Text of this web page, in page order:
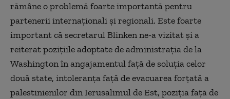
rămâne o problemă foarte importantă pentru
partenerii internaționali și regionali. Este foarte
important că secretarul Blinken ne-a vizitat şi a
reiterat pozițiile adoptate de administrația de la
Washington în angajamentul față de soluția celor
două state, intoleranţa faţă de evacuarea forţată a
palestinienilor din Ierusalimul de Est, poziţia față de